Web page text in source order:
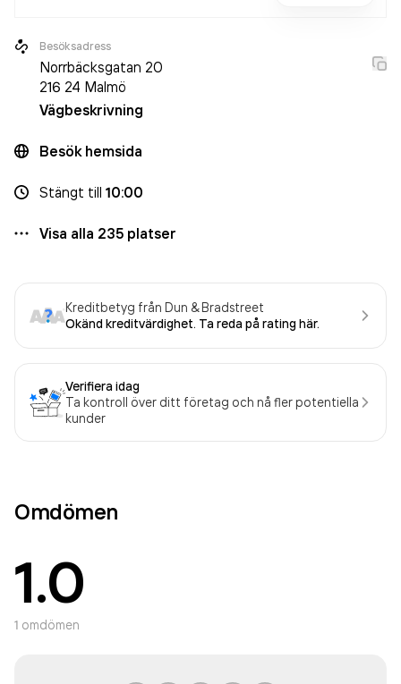
Besöksadress
Norrbäcksgatan 20
216 24 Malmö
Vägbeskrivning
Besök hemsida
Stängt till 10:00
Visa alla 235 platser
Kreditbetyg från Dun & Bradstreet
Okänd kreditvärdighet. Ta reda på rating här.
Verifiera idag
Ta kontroll över ditt företag och nå fler potentiella
kunder
Omdömen
1.0
1 omdömen